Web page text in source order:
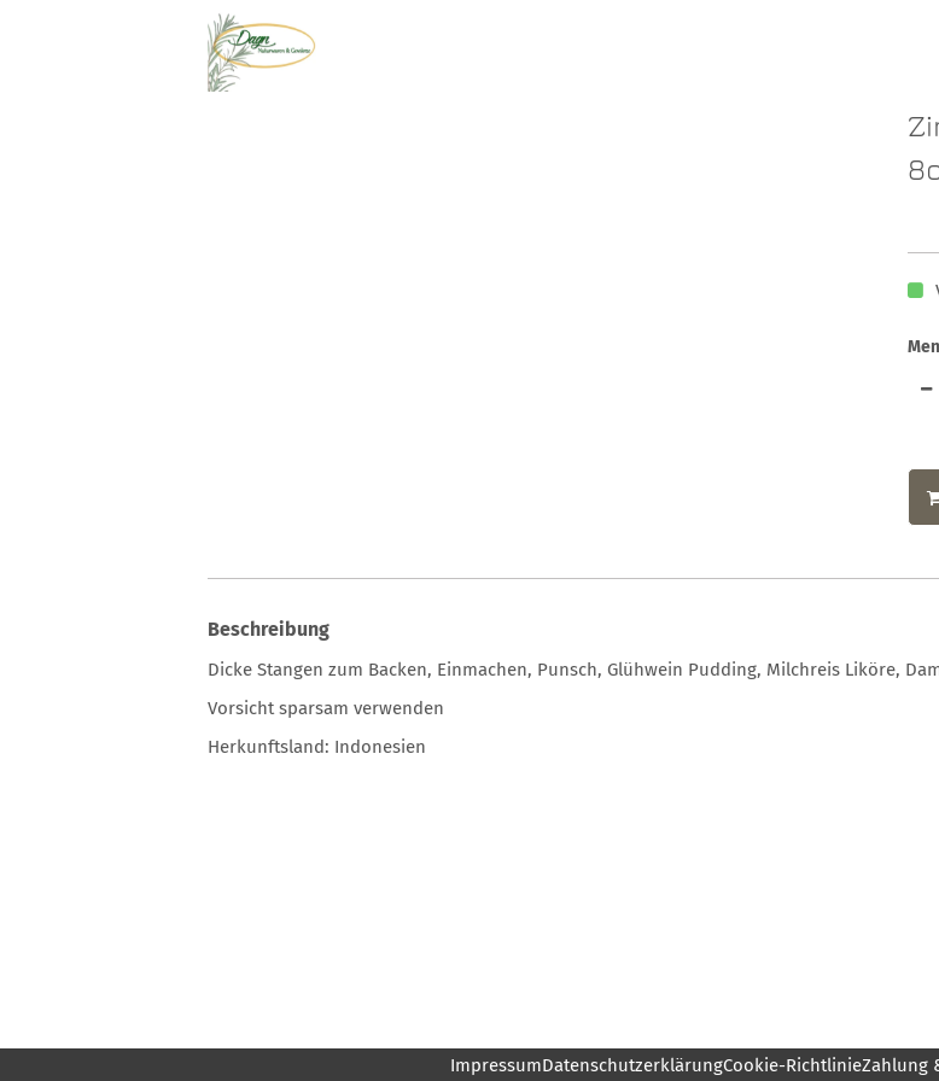
Beschreibung
Dicke Stangen zum Backen, Einmachen, Punsch, Glühwein Pudding, Milchreis Liköre,
Vorsicht sparsam verwenden
Herkunftsland: Indonesien
ImpressumDatenschutzerklärungCookie-RichtlinieZahlung